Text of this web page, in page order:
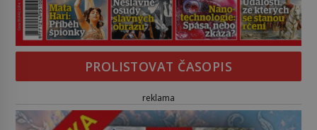
PROLISTOVAT ČASOPIS
reklama